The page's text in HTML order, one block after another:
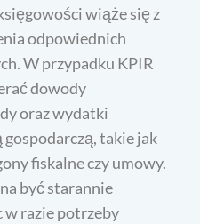
wiąże się z
odpowiednich
W przypadku KPIR
dowody
oraz wydatki
gospodarczą, takie jak
fiskalne czy umowy.
być starannie
w razie potrzeby